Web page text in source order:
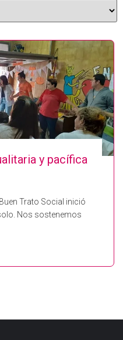
y pacífica
Trato Social inició
Nos sostenemos